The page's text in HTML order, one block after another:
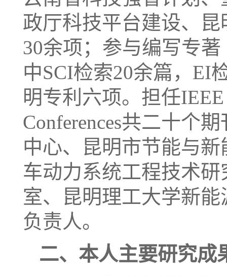
政厅科技平台建设、
30余项；参与编写专
中SCI检索20余篇，EI
明专利六项。担任
Conferences共二十个
中心、昆明市节能与
车动力系统工程技术
室、昆明理工大学新
负责人。
二、本人主要研究成